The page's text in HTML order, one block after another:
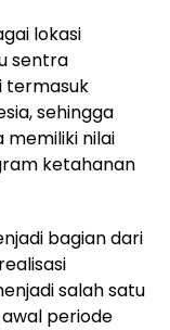
lokasi
sentra
termasuk
sehingga
memiliki nilai
ketahanan
bagian dari
salah satu
periode